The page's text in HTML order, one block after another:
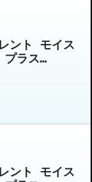
ント モイス
ラス
x 2 お得な2
ント モイス